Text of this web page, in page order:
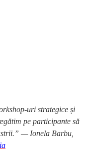
uri strategice și
pe participante să
— Ionela Barbu,